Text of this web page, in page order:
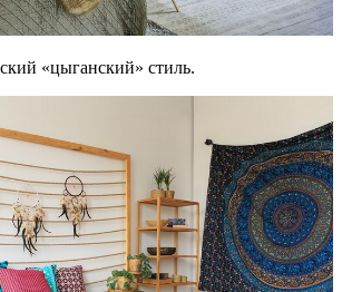
«цыганский» стиль.